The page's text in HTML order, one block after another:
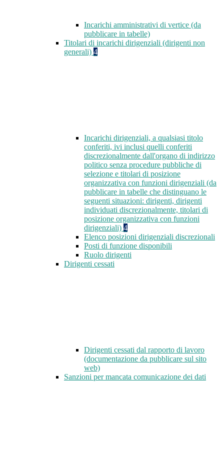
Incarichi amministrativi di vertice (da
pubblicare in tabelle)
Titolari di incarichi dirigenziali (dirigenti non
generali) 4
Incarichi dirigenziali, a qualsiasi titolo
conferiti, ivi inclusi quelli conferiti
discrezionalmente dall'organo di indirizzo
politico senza procedure pubbliche di
selezione e titolari di posizione
organizzativa con funzioni dirigenziali (da
pubblicare in tabelle che distinguano le
seguenti situazioni: dirigenti, dirigenti
individuati discrezionalmente, titolari di
posizione organizzativa con funzioni
dirigenziali) 4
Elenco posizioni dirigenziali discrezionali
Posti di funzione disponibili
Ruolo dirigenti
Dirigenti cessati
Dirigenti cessati dal rapporto di lavoro
(documentazione da pubblicare sul sito
web)
Sanzioni per mancata comunicazione dei dati